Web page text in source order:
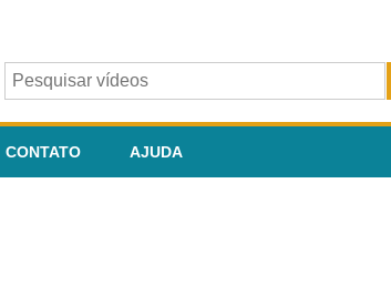
CONTATO AJUDA